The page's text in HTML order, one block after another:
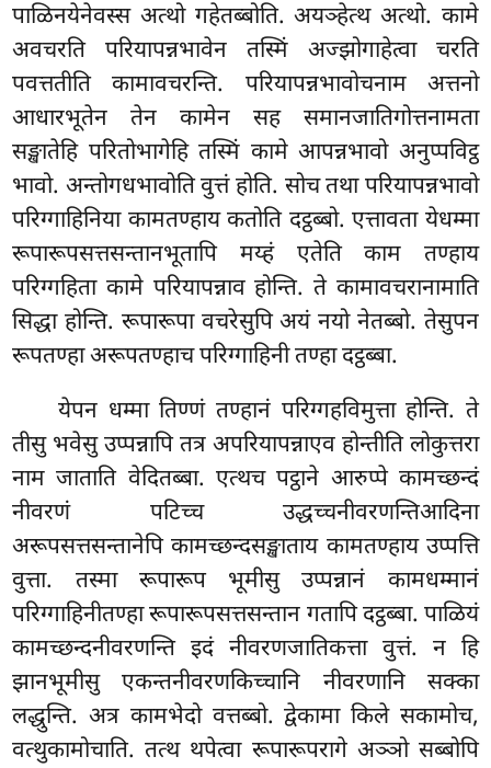
पाळिनयेनेवस्स अत्थो गहेतब्बोति. अयञ्हेत्थ अत्थो. कामे
अवचरति परियापन्नभावेन तस्मिं अज्झोगाहेत्वा चरति
पवत्ततीति कामावचरन्ति. परियापन्नभावोचनाम अत्तनो
आधारभूतेन तेन कामेन सह समानजातिगोत्तनामता
सङ्खातेहि परितोभागेहि तस्मिं कामे आपन्नभावो अनुप्पविट्ठ
भावो. अन्तोगधभावोति वुत्तं होति. सोच तथापरियापन्नभावो
परिग्गाहिनिया कामतण्हाय कतोति दट्ठब्बो. एत्तावता येधम्मा
रूपारूपसत्तसन्तानभूतापि मय्हं एतेति काम तण्हाय
परिग्गहिता कामे परियापन्नाव होन्ति. ते कामावचरानामाति
सिद्धा होन्ति. रूपारूपा वचरेसुपि अयं नयो नेतब्बो. तेसुपन
रूपतण्हा अरूपतण्हाच परिग्गाहिनी तण्हा दट्ठब्बा.
येपन धम्मा तिण्णं तण्हानं परिग्गहविमुत्ता होन्ति. ते
तीसु भवेसु उप्पन्नापि तत्र अपरियापन्नाएव होन्तीति लोकुत्तरा
नाम जाताति वेदितब्बा. एत्थच पट्ठाने आरुप्पे कामच्छन्दं
नीवरणं पटिच्च उद्धच्चनीवरणन्तिआदिना
अरूपसत्तसन्तानेपि कामच्छन्दसङ्खाताय कामतण्हाय उप्पत्ति
वुत्ता. तस्मा रूपारूप भूमीसु उप्पन्नानं कामधम्मानं
परिग्गाहिनीतण्हा रूपारूपसत्तसन्तान गतापि दट्ठब्बा. पाळियं
कामच्छन्दनीवरणन्ति इदं नीवरणजातिकत्ता वुत्तं. न हि
झानभूमीसु एकन्तनीवरणकिच्चानि नीवरणानि सक्का
लद्धुन्ति. अत्र कामभेदो वत्तब्बो. द्वेकामा किले सकामोच,
वत्थुकामोचाति. तत्थ थपेत्वा रूपारूपरागे अञ्ञो सब्बोपि